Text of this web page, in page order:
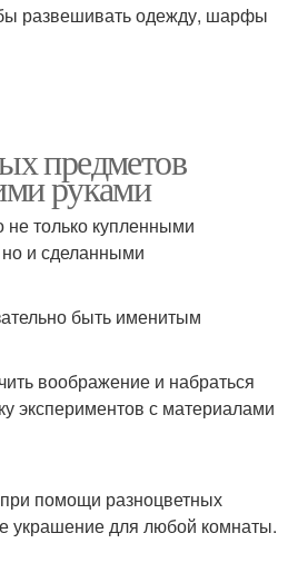
развешивать одежду, шарфы
предметов
руками
не только купленными
и сделанными
быть именитым
воображение и набраться
экспериментов с материалами
помощи разноцветных
украшение для любой комнаты.